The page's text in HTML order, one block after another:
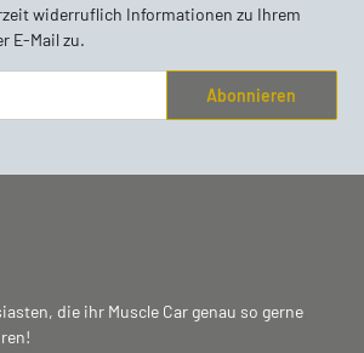
widerruflich Informationen zu Ihrem
E-Mail zu.
Abonnieren
die ihr Muscle Car genau so gerne